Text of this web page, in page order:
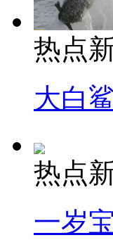
热点
大白
热点
一岁